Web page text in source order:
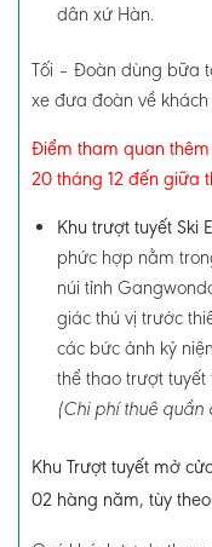
dân xứ Hàn.
Tối – Đoàn dùng bữa
xe đưa đoàn về khách
Điểm tham quan
20 tháng 12 đến giữa
Khu trượt tuyết Ski
phức hợp nằm
núi tỉnh
giác thú vị trước
các bức ảnh kỷ
thể thao trượt
(Chi phí thuê quần
Khu Trượt tuyết mở
02 hàng năm, tùy